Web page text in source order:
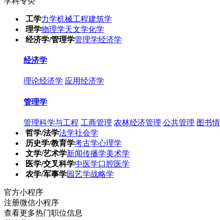
工学力学机械工程建筑学
理学物理学天文学化学
经济学/管理学管理学经济学
经济学
理论经济学 应用经济学
管理学
管理科学与工程 工商管理 农林经济管理 公共管理 图书
哲学/法学法学社会学
历史学/教育学考古学心理学
文学/艺术学新闻传播学美术学
医学/交叉科学中医学口腔医学
农学/军事学园艺学战略学
官方小程序
注册微信小程序
查看更多热门职位信息